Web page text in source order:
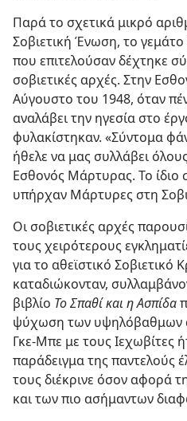
Παρά το σχετικά μικρό
Σοβιετική Ένωση, το
που επιτελούσαν δέχτηκε
σοβιετικές αρχές. Στην
Αύγουστο του 1948, όταν
αναλάβει την ηγεσία στο
φυλακίστηκαν. «Σύντομα
ήθελε να μας συλλάβει
Εσθονός Μάρτυρας. Το ίδιο
υπήρχαν Μάρτυρες στη
Οι σοβιετικές αρχές
τους χειρότερους
για το αθεϊστικό Σοβιετικό
καταδιώκονταν,
βιβλίο Το Σπαθί και η Ασπίδα
ψύχωση των υψηλόβαθμων
Γκε-Μπε με τους Ιεχωβίτες
παράδειγμα της παντελούς
τους διέκρινε όσον αφορά
και των πιο ασήμαντων